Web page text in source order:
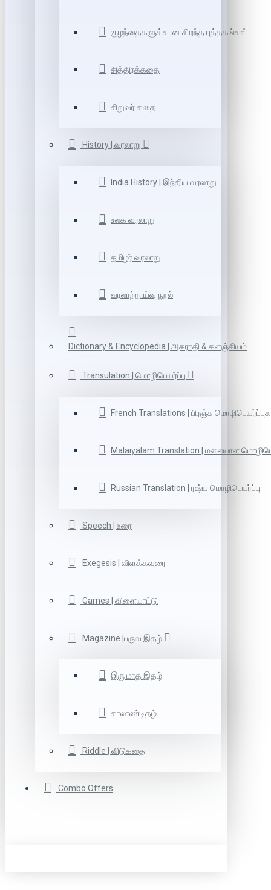
குழந்தைகளுக்கான சிறந்த புத்தகங்கள்
சித்திரக்கதை
சிறுவர் கதை
History | வரலாறு
India History | இந்திய வரலாறு
உலக வரலாறு
தமிழர் வரலாறு
வரலாற்றாய்வு நூல்
Dictionary & Encyclopedia | அகராதி & களஞ்சியம்
Transulation | மொழிபெயர்ப்பு
French Translations | பிரஞ்சு
Malaiyalam Translation | மலையாள
Russian Translation | ரஷ்ய மொழிபெயர்ப்பு
Speech | உரை
Exegesis | விளக்கவுரை
Games | விளையாட்டு
Magazine |பருவ இதழ்
இரு மாத இதழ்
காலாண்டிதழ்
Riddle | விடுகதை
Combo Offers